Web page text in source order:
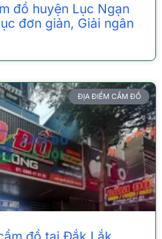
đồ huyện Lục Ngạn
đơn giản, Giải ngân
ĐỊA ĐIỂM CẦM ĐỒ